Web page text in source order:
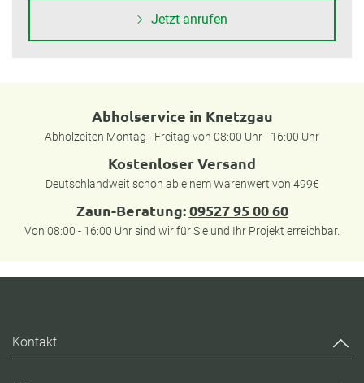
Jetzt anrufen
Abholservice in Knetzgau
Abholzeiten Montag - Freitag von 08:00 Uhr - 16:00 Uhr
Kostenloser Versand
Deutschlandweit schon ab einem Warenwert von 499€
Zaun-Beratung:09527 95 00 60
Von 08:00 - 16:00 Uhr sind wir für Sie und Ihr Projekt erreichbar.
Kontakt